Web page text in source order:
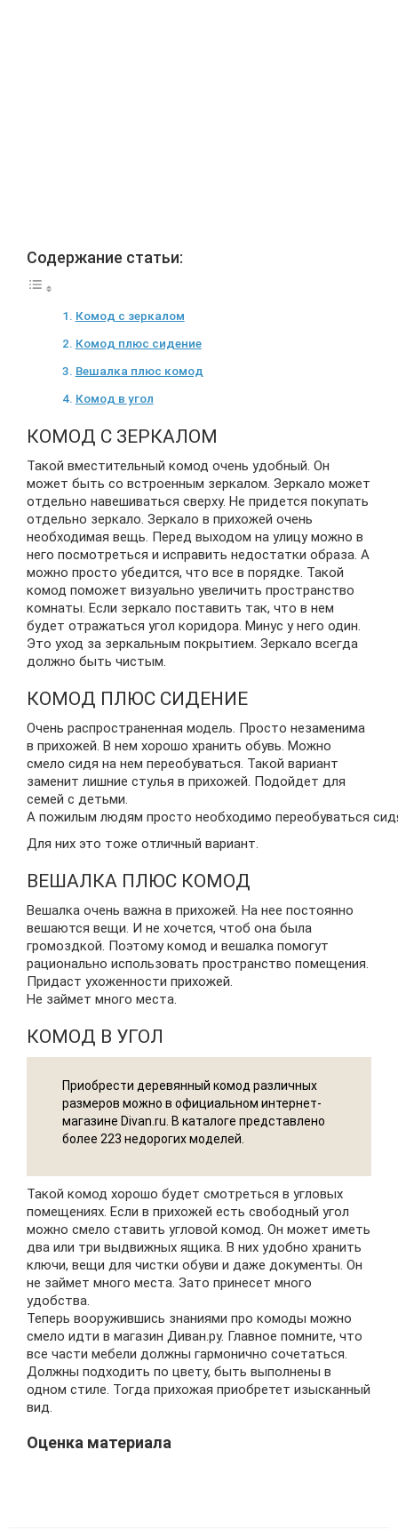
Содержание статьи:
Комод с зеркалом
Комод плюс сидение
Вешалка плюс комод
Комод в угол
КОМОД С ЗЕРКАЛОМ
Такой вместительный комод очень удобный. Он
может быть со встроенным зеркалом. Зеркало может
отдельно навешиваться сверху. Не придется покупать
отдельно зеркало. Зеркало в прихожей очень
необходимая вещь. Перед выходом на улицу можно в
него посмотреться и исправить недостатки образа. А
можно просто убедится, что все в порядке. Такой
комод поможет визуально увеличить пространство
комнаты. Если зеркало поставить так, что в нем
будет отражаться угол коридора. Минус у него один.
Это уход за зеркальным покрытием. Зеркало всегда
должно быть чистым.
КОМОД ПЛЮС СИДЕНИЕ
Очень распространенная модель. Просто незаменима
в прихожей. В нем хорошо хранить обувь. Можно
смело сидя на нем переобуваться. Такой вариант
заменит лишние стулья в прихожей. Подойдет для
семей с детьми.
А пожилым людям просто необходимо переобуваться
Для них это тоже отличный вариант.
ВЕШАЛКА ПЛЮС КОМОД
Вешалка очень важна в прихожей. На нее постоянно
вешаются вещи. И не хочется, чтоб она была
громоздкой. Поэтому комод и вешалка помогут
рационально использовать пространство помещения.
Придаст ухоженности прихожей.
Не займет много места.
КОМОД В УГОЛ
Приобрести деревянный комод различных
размеров можно в официальном интернет-
магазине Divan.ru. В каталоге представлено
более 223 недорогих моделей.
Такой комод хорошо будет смотреться в угловых
помещениях. Если в прихожей есть свободный угол
можно смело ставить угловой комод. Он может иметь
два или три выдвижных ящика. В них удобно хранить
ключи, вещи для чистки обуви и даже документы. Он
не займет много места. Зато принесет много
удобства.
Теперь вооружившись знаниями про комоды можно
смело идти в магазин Диван.ру. Главное помните, что
все части мебели должны гармонично сочетаться.
Должны подходить по цвету, быть выполнены в
одном стиле. Тогда прихожая приобретет изысканный
вид.
Оценка материала